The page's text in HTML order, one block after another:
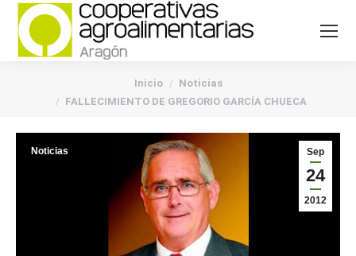
Inicio
Noticias
FALLECIMIENTO DE GREGORIO GARCÍA CHUECA
Sep
24
2012
Noticias